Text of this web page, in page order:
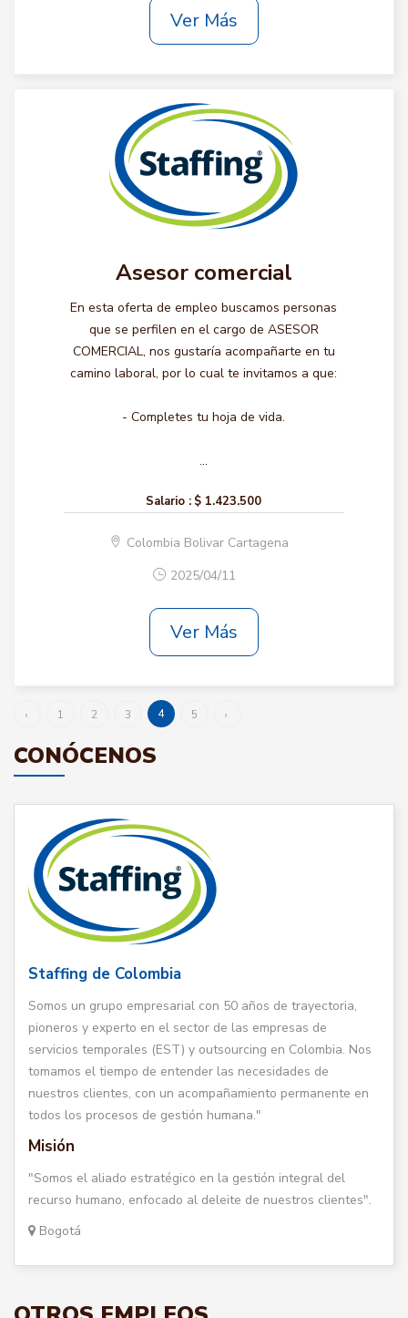
Ver Más
Asesor comercial
En esta oferta de empleo buscamos personas
que se perfilen en el cargo de ASESOR
COMERCIAL, nos gustaría acompañarte en tu
camino laboral, por lo cual te invitamos a que:
- Completes tu hoja de vida.
...
Salario : $ 1.423.500
Colombia Bolivar Cartagena
2025/04/11
Ver Más
‹ 1 2 3 4 5 ›
CONÓCENOS
Staffing de Colombia
Somos un grupo empresarial con 50 años de trayectoria,
pioneros y experto en el sector de las empresas de
servicios temporales (EST) y outsourcing en Colombia. Nos
tomamos el tiempo de entender las necesidades de
nuestros clientes, con un acompañamiento permanente en
todos los procesos de gestión humana."
Misión
"Somos el aliado estratégico en la gestión integral del
recurso humano, enfocado al deleite de nuestros clientes".
Bogotá